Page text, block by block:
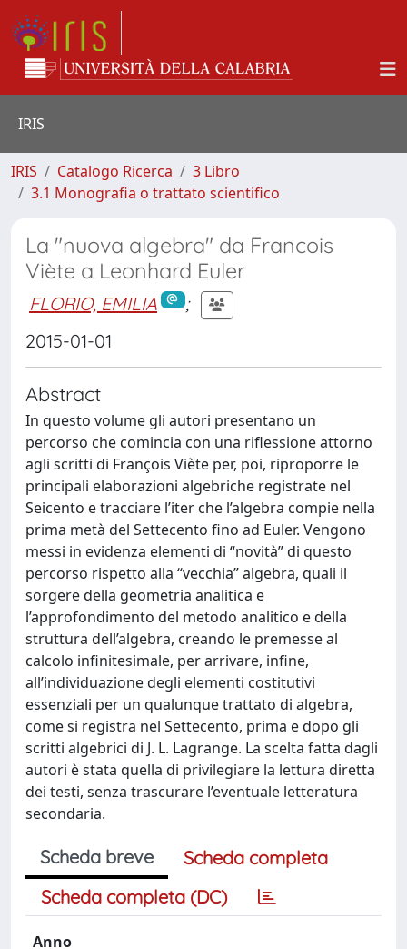
IRIS
IRIS Catalogo Ricerca
3 Libro
3.1 Monografia o trattato scientifico
La "nuova algebra" da Francois
Viète a Leonhard Euler
FLORIO, EMILIA
;
2015-01-01
Abstract
In questo volume gli autori presentano un
percorso che comincia con una riflessione attorno
agli scritti di François Viète per, poi, riproporre le
principali elaborazioni algebriche registrate nel
Seicento e tracciare l’iter che l’algebra compie nella
prima metà del Settecento fino ad Euler. Vengono
messi in evidenza elementi di “novità” di questo
percorso rispetto alla “vecchia” algebra, quali il
sorgere della geometria analitica e
l’approfondimento del metodo analitico e della
struttura dell’algebra, creando le premesse al
calcolo infinitesimale, per arrivare, infine,
all’individuazione degli elementi costitutivi
essenziali per un qualunque trattato di algebra,
come si registra nel Settecento, prima e dopo gli
scritti algebrici di J. L. Lagrange. La scelta fatta dagli
autori è stata quella di privilegiare la lettura diretta
dei testi, senza trascurare l’eventuale letteratura
secondaria.
Scheda breve
Scheda completa
Scheda completa (DC)
Anno